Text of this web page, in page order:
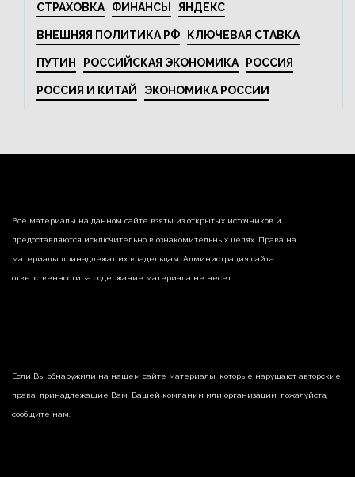
СТРАХОВКА ФИНАНСЫ ЯНДЕКС
ВНЕШНЯЯ ПОЛИТИКА РФ КЛЮЧЕВАЯ СТАВКА
ПУТИН РОССИЙСКАЯ ЭКОНОМИКА РОССИЯ
РОССИЯ И КИТАЙ ЭКОНОМИКА РОССИИ
Все материалы на данном сайте взяты из открытых источников и
предоставляются исключительно в ознакомительных целях. Права на
материалы принадлежат их владельцам. Администрация сайта
ответственности за содержание материала не несет.
Если Вы обнаружили на нашем сайте материалы, которые нарушают авторские
права, принадлежащие Вам, Вашей компании или организации, пожалуйста,
сообщите нам.